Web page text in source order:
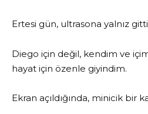
Ertesi gün, ultrasona yalnız
Diego için değil, kendim ve
hayat için özenle giyindim.
Ekran açıldığında, minicik bir